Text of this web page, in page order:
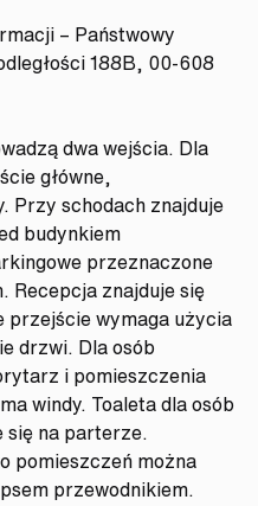
– Państwowy
188B, 00-608
dwa wejścia. Dla
główne,
Przy schodach znajduje
budynkiem
przeznaczone
Recepcja znajduje się
przejście wymaga użycia
drzwi. Dla osób
i pomieszczenia
windy. Toaleta dla osób
się na parterze.
pomieszczeń można
przewodnikiem.